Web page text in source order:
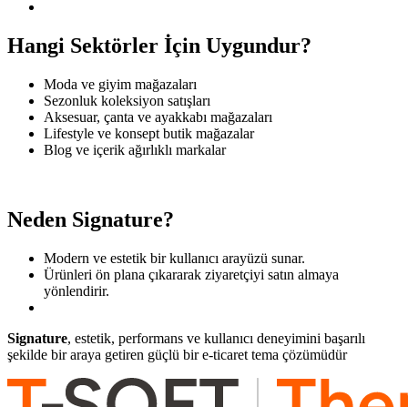
Hangi Sektörler İçin Uygundur?
Moda ve giyim mağazaları
Sezonluk koleksiyon satışları
Aksesuar, çanta ve ayakkabı mağazaları
Lifestyle ve konsept butik mağazalar
Blog ve içerik ağırlıklı markalar
Neden Signature?
Modern ve estetik bir kullanıcı arayüzü sunar.
Ürünleri ön plana çıkararak ziyaretçiyi satın almaya
yönlendirir.
Signature, estetik, performans ve kullanıcı deneyimini başarılı
şekilde bir araya getiren güçlü bir e-ticaret tema çözümüdür